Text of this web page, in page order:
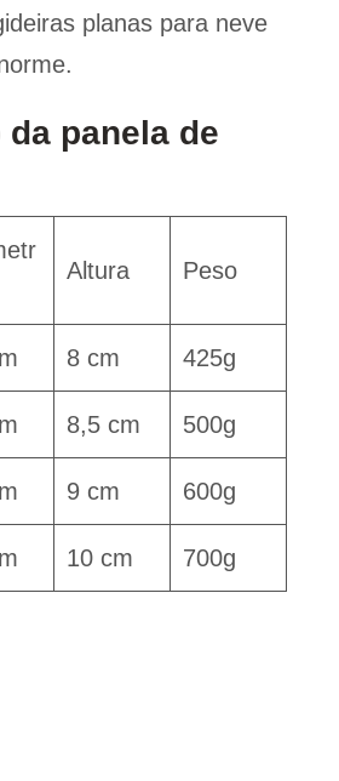
planas para neve
da panela de
Altura Peso
8 cm 425g
8,5 cm 500g
9 cm 600g
10 cm 700g